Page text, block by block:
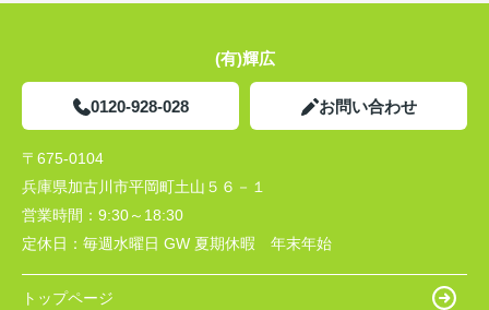
(有)輝広
0120-928-028 お問い合わせ
〒675-0104
兵庫県加古川市平岡町土山５６－１
営業時間： 9:30～18:30
定休日： 毎週水曜日 GW 夏期休暇 年末年始
トップページ